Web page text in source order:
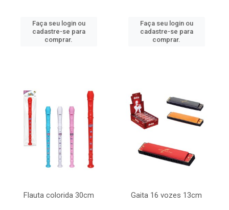
Faça seu login ou
cadastre-se para
comprar.
Faça seu login ou
cadastre-se para
comprar.
Flauta colorida 30cm Gaita 16 vozes 13cm